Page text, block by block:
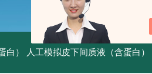
白） 人工模拟皮下间质液（含蛋白）